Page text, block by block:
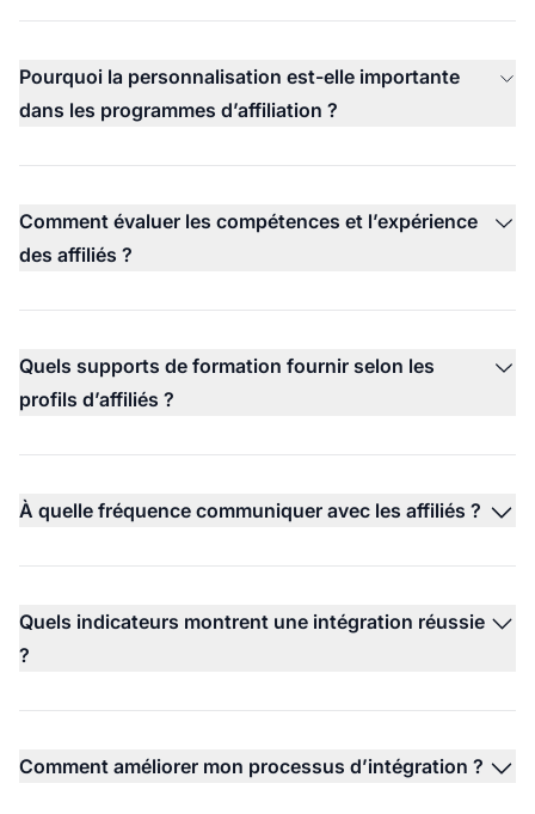
Pourquoi la personnalisation est-elle importante
dans les programmes d’affiliation ?
Comment évaluer les compétences et l’expérience
des affiliés ?
Quels supports de formation fournir selon les
profils d’affiliés ?
À quelle fréquence communiquer avec les affiliés ?
Quels indicateurs montrent une intégration réussie
?
Comment améliorer mon processus d’intégration ?